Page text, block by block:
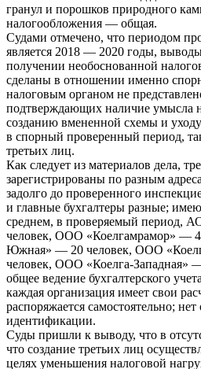
гранул и порошков природного
налогообложения — общая.
Судами отмечено, что периодом
является 2018 — 2020 годы,
получении необоснованной
сделаны в отношении именно
налоговым органом не
подтверждающих наличие умысла
созданию вмененной схемы и
в спорный проверенный период,
третьих лиц.
Как следует из материалов дела,
зарегистрированы по разным
задолго до проверенного
и главные бухгалтеры разные;
среднем, в проверяемый период,
человек, ООО «Коелгамрамор» —
Южная» — 20 человек, ООО
человек, ООО «Коелга-Западная»
общее ведение бухгалтерского
каждая организация имеет свои
распоряжается самостоятельно;
идентификации.
Суды пришли к выводу, что в
что создание третьих лиц
целях уменьшения налоговой